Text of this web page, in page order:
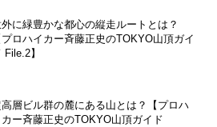
に緑豊かな都心の縦走ルートとは？
プロハイカー斉藤正史のTOKYO山頂ガイ
File.2】
高層ビル群の麓にある山とは？【プロハ
カー斉藤正史のTOKYO山頂ガイド